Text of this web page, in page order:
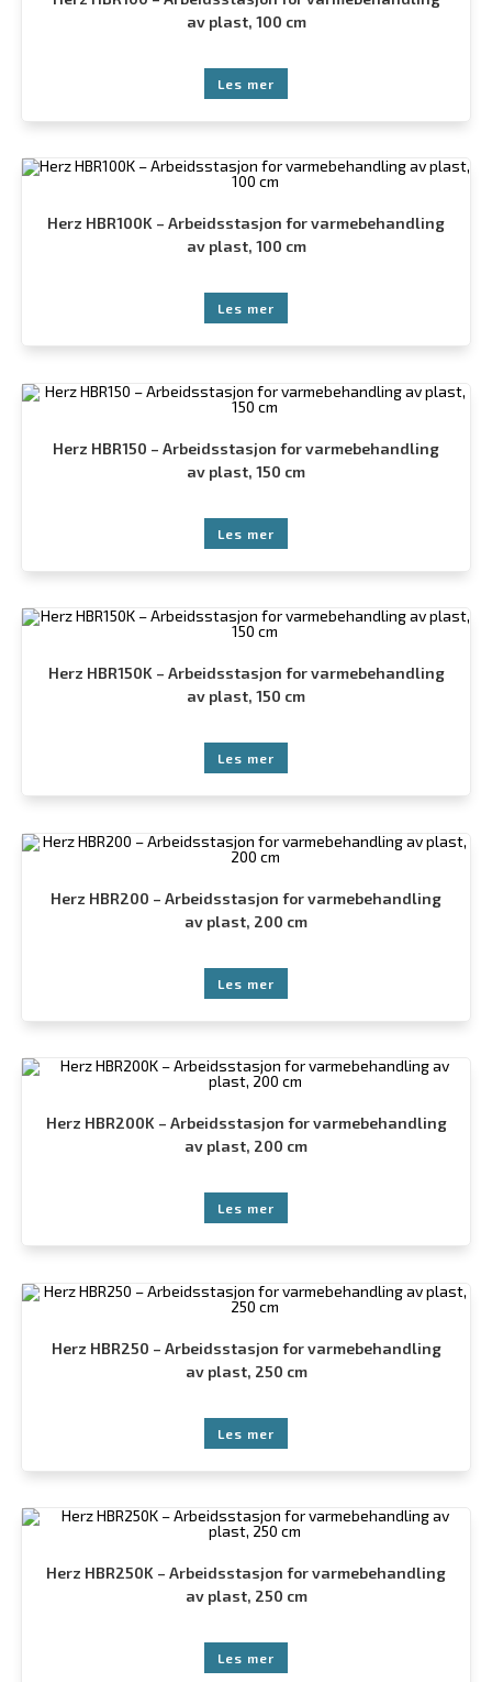
av plast, 100 cm
Les mer
Herz HBR100K – Arbeidsstasjon for varmebehandling
av plast, 100 cm
Les mer
Herz HBR150 – Arbeidsstasjon for varmebehandling
av plast, 150 cm
Les mer
Herz HBR150K – Arbeidsstasjon for varmebehandling
av plast, 150 cm
Les mer
Herz HBR200 – Arbeidsstasjon for varmebehandling
av plast, 200 cm
Les mer
Herz HBR200K – Arbeidsstasjon for varmebehandling
av plast, 200 cm
Les mer
Herz HBR250 – Arbeidsstasjon for varmebehandling
av plast, 250 cm
Les mer
Herz HBR250K – Arbeidsstasjon for varmebehandling
av plast, 250 cm
Les mer